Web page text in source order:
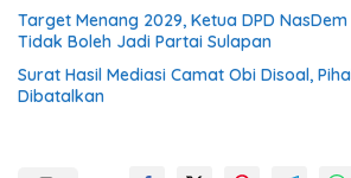
Target Menang 2029, Ketua DPD
Tidak Boleh Jadi Partai Sulapan
Surat Hasil Mediasi Camat Obi Disoal,
Dibatalkan